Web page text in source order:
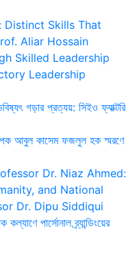
Distinct Skills That
Aliar Hossain
Skilled Leadership
Leadership
গড়ার প্রত্যয়: সিইও ফ্যাক্টরি
আবুল কাসেম ফজলুল হক স্মরণে
Dr. Niaz Ahmed:
and National
Dr. Dipu Siddiqui
কল্যাণে পার্সোনাল ব্র্যান্ডিংয়ের